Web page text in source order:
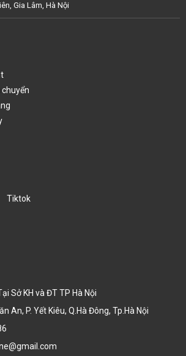
Gia Lâm, Hà Nội
Tiktok
Sở KH và ĐT TP Hà Nội
An, P. Yết Kiêu, Q.Hà Đông, Tp.Hà Nội